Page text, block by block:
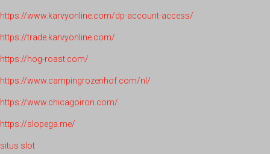
https://www.karvyonline.com/dp-account-access/
https://trade.karvyonline.com/
https://hog-roast.com/
https://www.campingrozenhof.com/nl/
https://www.chicagoiron.com/
https://slopega.me/
situs slot